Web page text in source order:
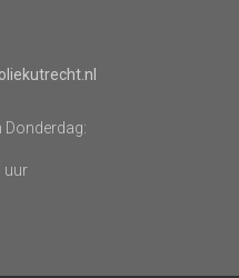
Donderdag:
uur